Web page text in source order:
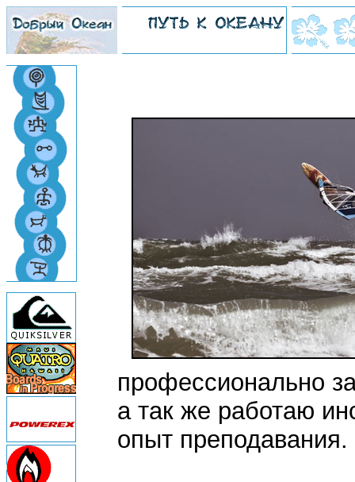
профессионально
а так же работаю
опыт преподавания.